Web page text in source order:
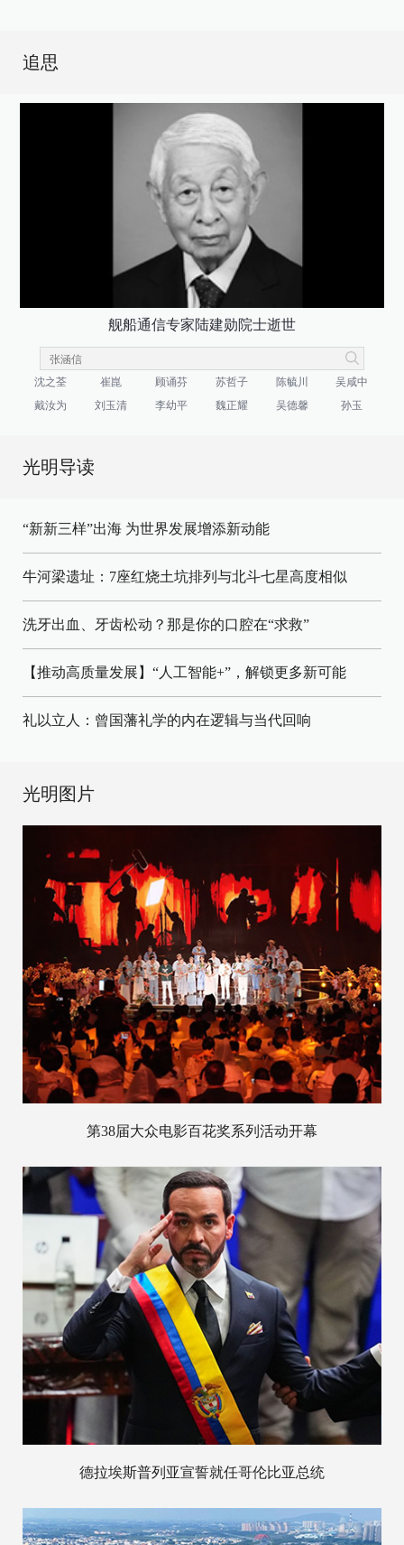
追思
舰船通信专家陆建勋院士逝世
沈之荃 崔崑 顾诵芬 苏哲子 陈毓川
吴咸中
戴汝为
刘玉清 李幼平 魏正耀 吴德馨 孙玉
光明导读
“新新三样”出海 为世界发展增添新动能
牛河梁遗址：7座红烧土坑排列与北斗七星高度相似
洗牙出血、牙齿松动？那是你的口腔在“求救”
【推动高质量发展】“人工智能+”，解锁更多新可能
礼以立人：曾国藩礼学的内在逻辑与当代回响
光明图片
第38届大众电影百花奖系列活动开幕
德拉埃斯普列亚宣誓就任哥伦比亚总统